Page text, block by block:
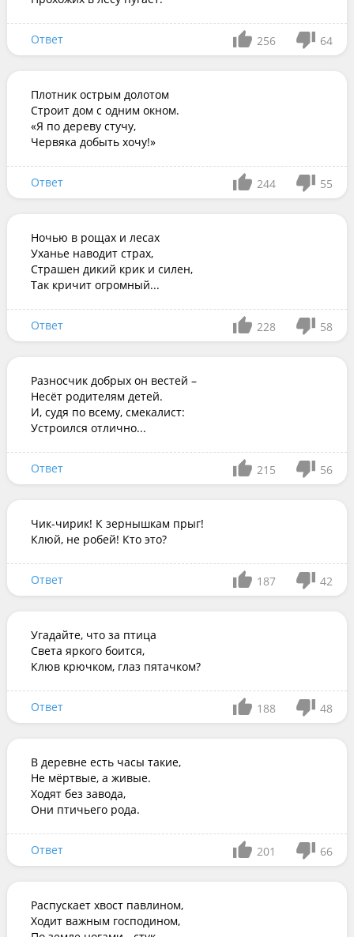
Ответ 256 64
Плотник острым долотом
Строит дом с одним окном.
«Я по дереву стучу,
Червяка добыть хочу!»
Ответ 244 55
Ночью в рощах и лесах
Уханье наводит страх,
Страшен дикий крик и силен,
Так кричит огромный...
Ответ 228 58
Разносчик добрых он вестей –
Несёт родителям детей.
И, судя по всему, смекалист:
Устроился отлично...
Ответ 215 56
Чик-чирик! К зернышкам прыг!
Клюй, не робей! Кто это?
Ответ 187 42
Угадайте, что за птица
Света яркого боится,
Клюв крючком, глаз пятачком?
Ответ 188 48
В деревне есть часы такие,
Не мёртвые, а живые.
Ходят без завода,
Они птичьего рода.
Ответ 201 66
Распускает хвост павлином,
Ходит важным господином,